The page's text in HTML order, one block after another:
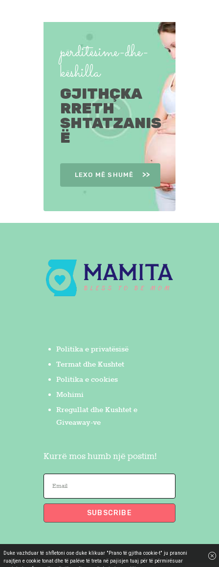
përditësime-dhe-
këshilla
GJITHÇKA
RRETH
SHTATZANIS
Ë
LEXO MË SHUMË
Politika e privatësisë
Termat dhe Kushtet
Politika e cookies
Mohimi
Rregullat dhe Kushtet e
Giveaway-ve
Kurrë mos humb një postim!
Flakron Saidi© 2026. All Rights
Duke vazhduar të shfletoni ose duke klikuar "Prano të gjitha cookie-t" ju pranoni
ruajtjen e cookie tonat dhe të palëve të treta në pajisjen tuaj për të përmirësuar